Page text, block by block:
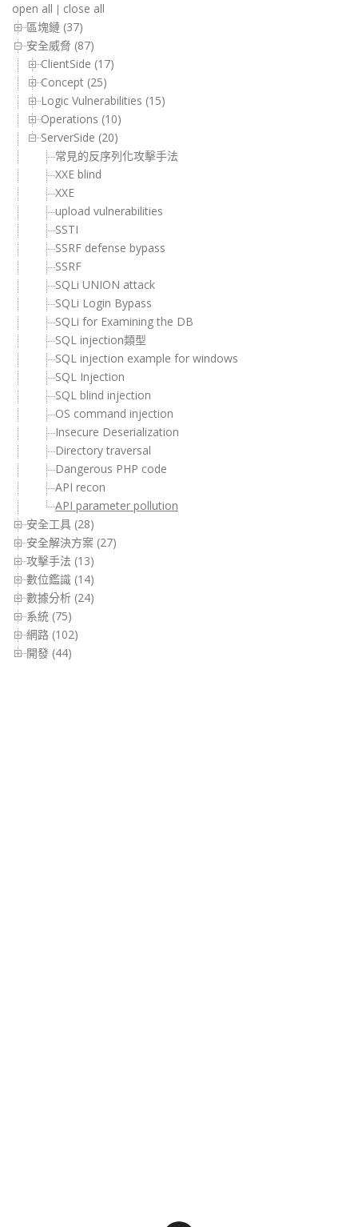
open all | close all
區塊鏈 (37)
安全威脅 (87)
ClientSide (17)
Concept (25)
Logic Vulnerabilities (15)
Operations (10)
ServerSide (20)
常見的反序列化攻擊手法
XXE blind
XXE
upload vulnerabilities
SSTI
SSRF defense bypass
SSRF
SQLi UNION attack
SQLi Login Bypass
SQLi for Examining the DB
SQL injection類型
SQL injection example for windows
SQL Injection
SQL blind injection
OS command injection
Insecure Deserialization
Directory traversal
Dangerous PHP code
API recon
API parameter pollution
安全工具 (28)
安全解決方案 (27)
攻擊手法 (13)
數位鑑識 (14)
數據分析 (24)
系統 (75)
網路 (102)
開發 (44)